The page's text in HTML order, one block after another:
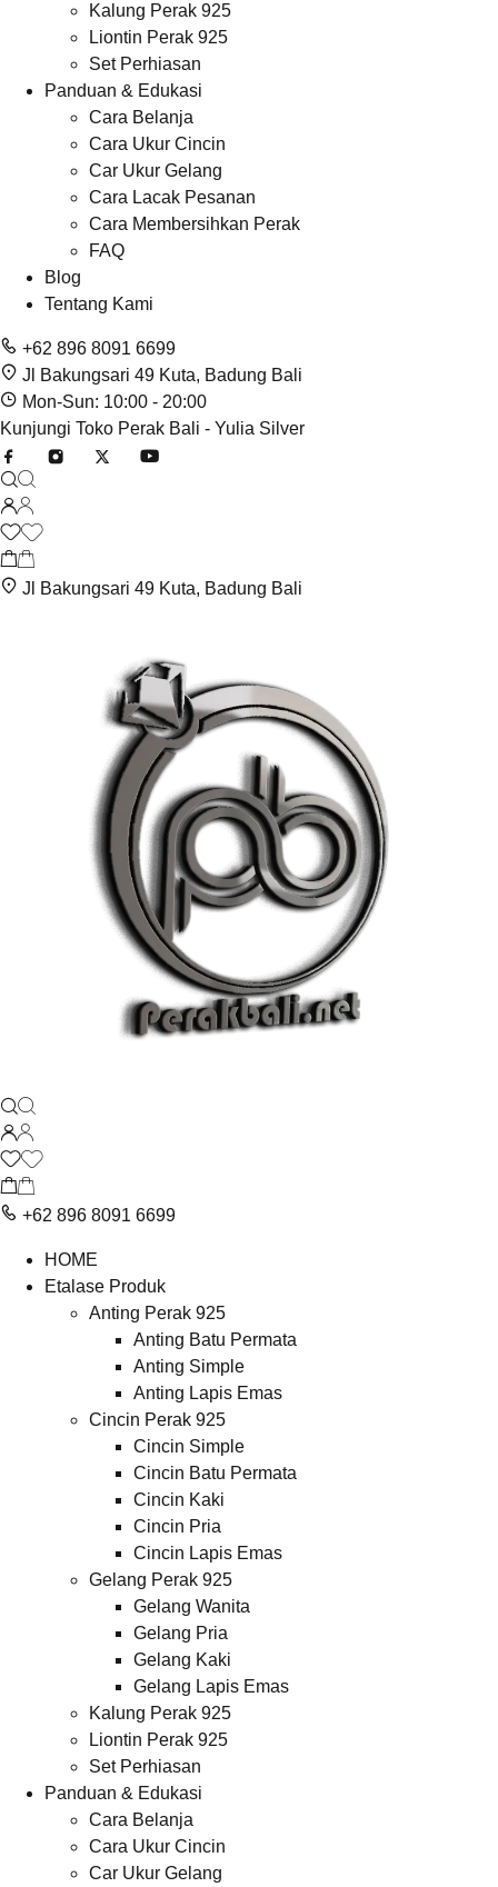
Kalung Perak 925
Liontin Perak 925
Set Perhiasan
Panduan & Edukasi
Cara Belanja
Cara Ukur Cincin
Car Ukur Gelang
Cara Lacak Pesanan
Cara Membersihkan Perak
FAQ
Blog
Tentang Kami
+62 896 8091 6699
Jl Bakungsari 49 Kuta, Badung Bali
Mon-Sun: 10:00 - 20:00
Kunjungi Toko Perak Bali - Yulia Silver
Jl Bakungsari 49 Kuta, Badung Bali
+62 896 8091 6699
HOME
Etalase Produk
Anting Perak 925
Anting Batu Permata
Anting Simple
Anting Lapis Emas
Cincin Perak 925
Cincin Simple
Cincin Batu Permata
Cincin Kaki
Cincin Pria
Cincin Lapis Emas
Gelang Perak 925
Gelang Wanita
Gelang Pria
Gelang Kaki
Gelang Lapis Emas
Kalung Perak 925
Liontin Perak 925
Set Perhiasan
Panduan & Edukasi
Cara Belanja
Cara Ukur Cincin
Car Ukur Gelang